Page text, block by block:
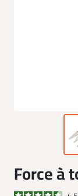
Force à